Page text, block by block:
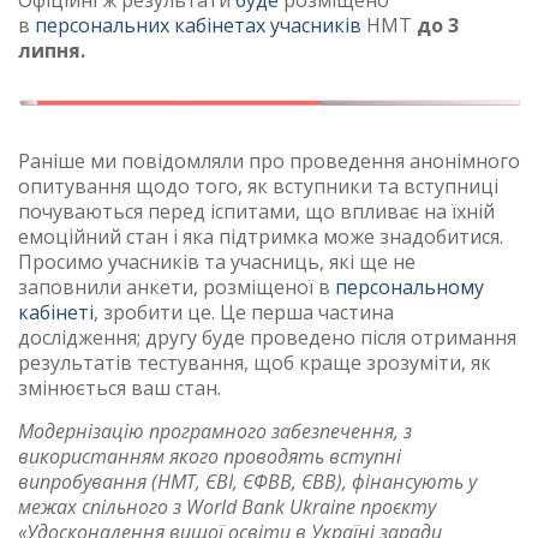
в персональних кабінетах учасників НМТ до 3
липня.
Раніше ми повідомляли про проведення анонімного
опитування щодо того, як вступники та вступниці
почуваються перед іспитами, що впливає на їхній
емоційний стан і яка підтримка може знадобитися.
Просимо учасників та учасниць, які ще не
заповнили анкети, розміщеної в персональному
кабінеті, зробити це. Це перша частина
дослідження; другу буде проведено після отримання
результатів тестування, щоб краще зрозуміти, як
змінюється ваш стан.
Модернізацію програмного забезпечення, з
використанням якого проводять вступні
випробування (НМТ, ЄВІ, ЄФВВ, ЄВВ), фінансують у
межах спільного з World Bank Ukraine проєкту
«Удосконалення вищої освіти в Україні заради